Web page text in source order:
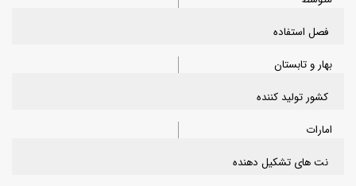
فصل استفاده
بهار و تابستان
کشور تولید کننده
امارات
نت های تشکیل دهنده